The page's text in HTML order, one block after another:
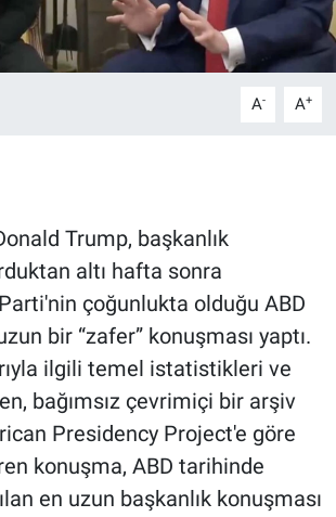
A- A+
Trump, başkanlık
altı hafta sonra
çoğunlukta olduğu ABD
bir “zafer” konuşması yaptı.
ilgili temel istatistikleri ve
bağımsız çevrimiçi bir arşiv
Presidency Project'e göre
konuşma, ABD tarihinde
en uzun başkanlık konuşması